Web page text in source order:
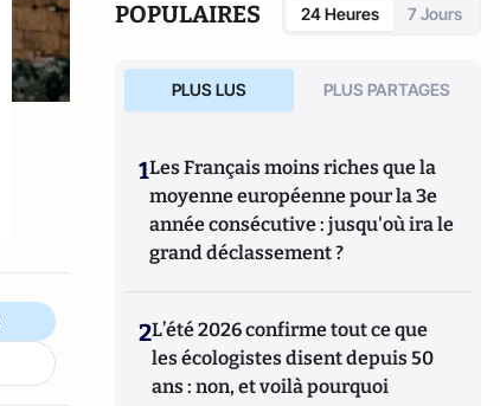
POPULAIRES 24 Heures 7 Jours
PLUS LUS PLUS PARTAGES
1Les Français moins riches que la
moyenne européenne pour la 3e
année consécutive : jusqu'où ira le
grand déclassement ?
2L’été 2026 confirme tout ce que
les écologistes disent depuis 50
ans : non, et voilà pourquoi